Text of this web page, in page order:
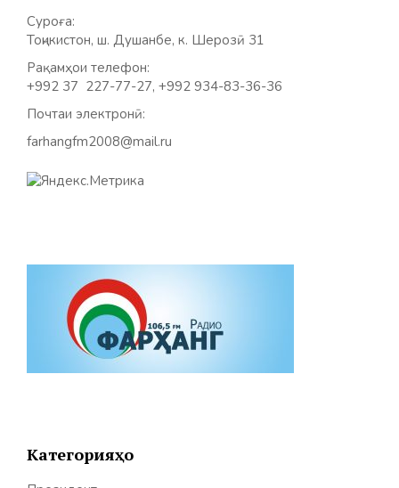
Суроға:
Тоҷикистон, ш. Душанбе, к. Шерозӣ 31
Рақамҳои телефон:
+992 37 227-77-27, +992 934-83-36-36
Почтаи электронӣ:
farhangfm2008@mail.ru
Категорияҳо